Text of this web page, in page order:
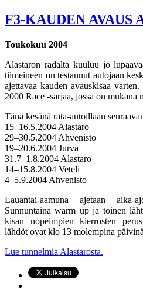
F3-KAUDEN AVAUS
Toukokuu 2004
Alastaron radalta kuuluu jo
tiimeineen on testannut autojaan
ajettavaa kauden avauskisaa
2000 Race -sarjaa, jossa on mukana
Tänä kesänä rata-autoillaan
15–16.5.2004 Alastaro
29–30.5.2004 Ahvenisto
19–20.6.2004 Jurva
31.7–1.8.2004 Alastaro
14–15.8.2004 Veteli
4–5.9.2004 Ahvenisto
Lauantai-aamuna ajetaan
Sunnuntaina warm up ja toinen
kisan nopeimpien kierrosten
lähdöt ovat klo 13 molempina
Lue tunnelmia Alastarosta.